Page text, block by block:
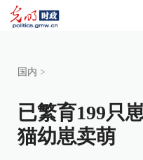
国内 >
已繁育199只
猫幼崽卖萌